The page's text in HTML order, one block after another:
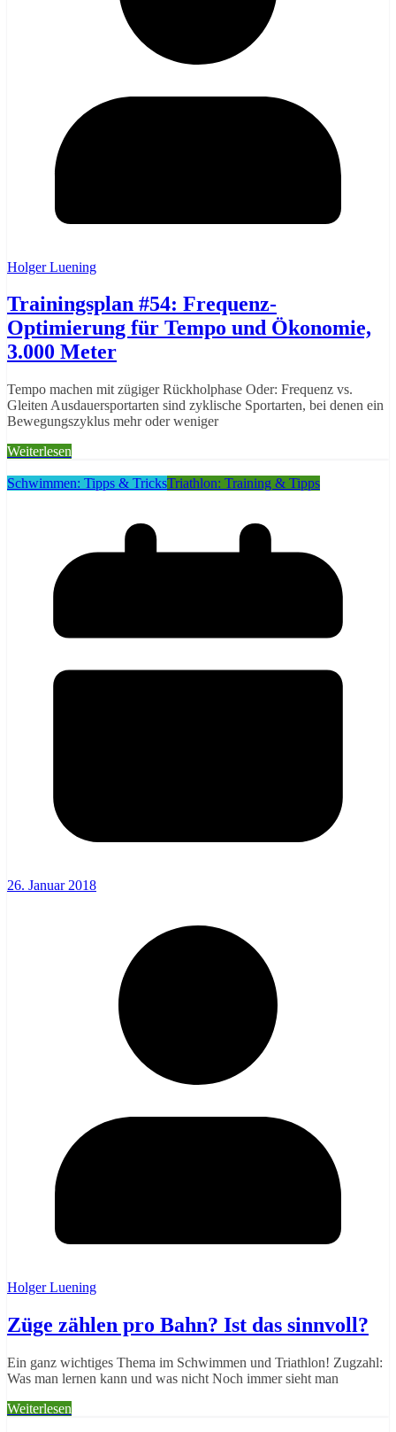
Holger Luening
Trainingsplan #54: Frequenz-
Optimierung für Tempo und Ökonomie,
3.000 Meter
Tempo machen mit zügiger Rückholphase Oder: Frequenz vs.
Gleiten Ausdauersportarten sind zyklische Sportarten, bei denen ein
Bewegungszyklus mehr oder weniger
Weiterlesen
Schwimmen: Tipps & TricksTriathlon: Training & Tipps
26. Januar 2018
Holger Luening
Züge zählen pro Bahn? Ist das sinnvoll?
Ein ganz wichtiges Thema im Schwimmen und Triathlon! Zugzahl:
Was man lernen kann und was nicht Noch immer sieht man
Weiterlesen